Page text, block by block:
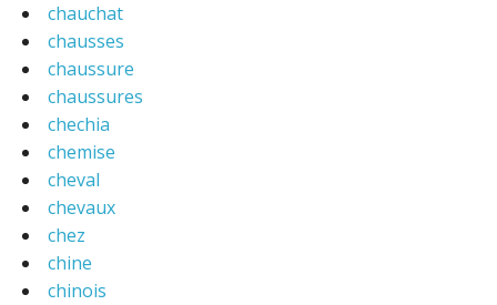
chauchat
chausses
chaussure
chaussures
chechia
chemise
cheval
chevaux
chez
chine
chinois